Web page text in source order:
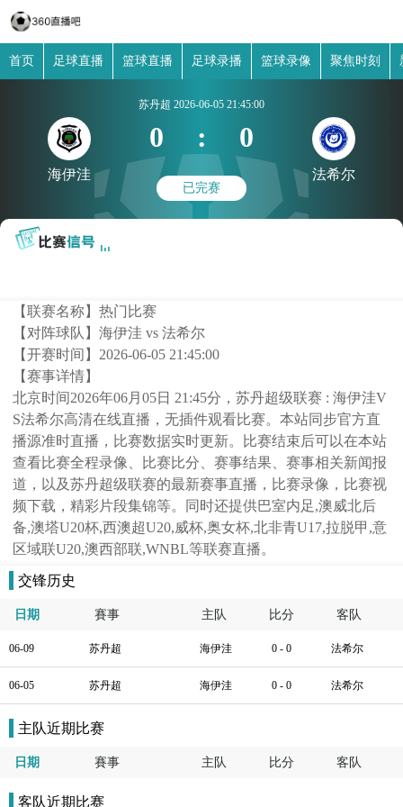
首页 足球直播 篮球直播 足球录播 篮球录像 聚焦时刻
海伊洼
苏丹超 2026-06-05 21:45:00
0 : 0
已完赛
法希尔
【联赛名称】热门比赛
【对阵球队】海伊洼 vs 法希尔
【开赛时间】 2026-06-05 21:45:00
【赛事详情】
北京时间2026年06月05日 21:45分，苏丹超级联赛 : 海伊洼V
S法希尔高清在线直播，无插件观看比赛。本站同步官方直
播源准时直播，比赛数据实时更新。比赛结束后可以在本站
查看比赛全程录像、比赛比分、赛事结果、赛事相关新闻报
道，以及苏丹超级联赛的最新赛事直播，比赛录像，比赛视
频下载，精彩片段集锦等。同时还提供巴室内足,澳威北后
备,澳塔U20杯,西澳超U20,威杯,奥女杯,北非青U17,拉脱甲,意
区域联U20,澳西部联,WNBL等联赛直播。
交锋历史
日期 賽事 主队 比分 客队
06-09 苏丹超 海伊洼 0 - 0 法希尔
06-05 苏丹超 海伊洼 0 - 0 法希尔
主队近期比赛
日期 賽事 主队 比分 客队
客队近期比赛